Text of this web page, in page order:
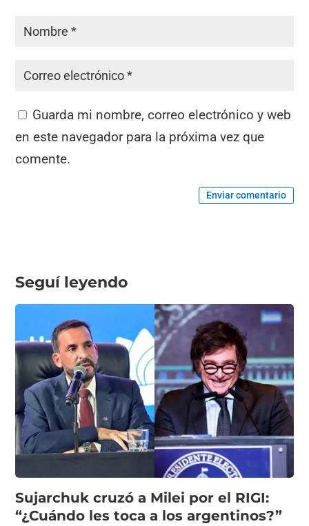
Guarda mi nombre, correo electrónico y web
en este navegador para la próxima vez que
comente.
Enviar comentario
Seguí leyendo
Sujarchuk cruzó a Milei por el RIGI:
“¿Cuándo les toca a los argentinos?”